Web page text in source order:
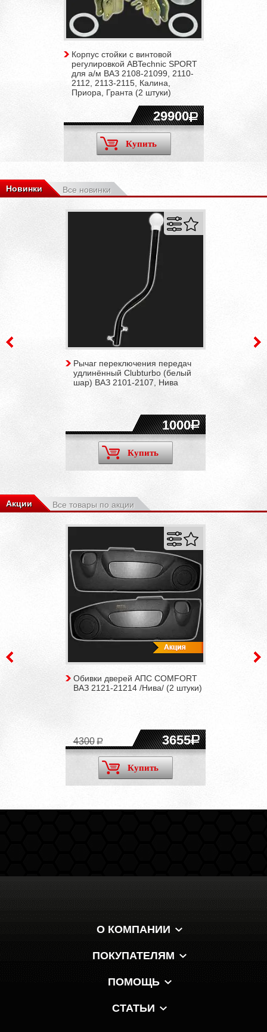
Корпус стойки c винтовой
регулировкой ABTechnic SPORT
для а/м ВАЗ 2108-21099, 2110-
2112, 2113-2115, Калина,
Приора, Гранта (2 штуки)
29900
Купить
Новинки Все новинки
Рычаг переключения передач
удлинённый Clubturbo (белый
шар) ВАЗ 2101-2107, Нива
1000
Купить
Акции Все товары по акции
Обивки дверей АПС COMFORT
ВАЗ 2121-21214 /Нива/ (2 штуки)
3655
4300
Купить
О КОМПАНИИ
ПОКУПАТЕЛЯМ
ПОМОЩЬ
СТАТЬИ